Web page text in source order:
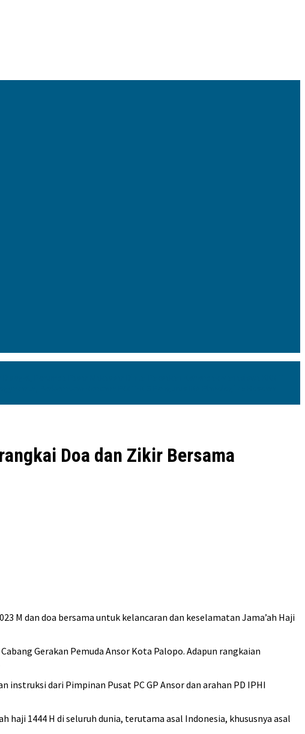
Doa dan Zikir Bersama
M dan doa bersama untuk kelancaran dan keselamatan Jama’ah Haji
Gerakan Pemuda Ansor Kota Palopo. Adapun rangkaian
instruksi dari Pimpinan Pusat PC GP Ansor dan arahan PD IPHI
1444 H di seluruh dunia, terutama asal Indonesia, khususnya asal